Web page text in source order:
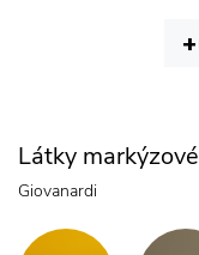
Látky markýzové
Giovanardi